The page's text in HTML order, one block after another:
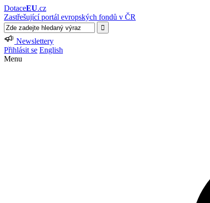
DotaceEU.cz
Zastřešující portál evropských fondů v ČR
Newslettery
Přihlásit se English
Menu